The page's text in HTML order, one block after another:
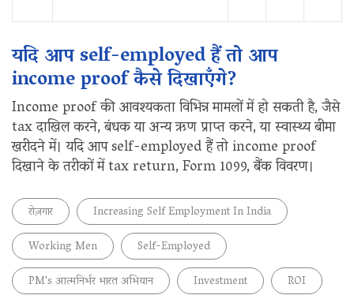
यदि आप self-employed हैं तो आप
income proof कैसे दिखाएँगे?
Income proof की आवश्यकता विभिन्न मामलों में हो सकती है, जैसे
tax दाखिल करने, बंधक या अन्य ऋण प्राप्त करने, या स्वास्थ्य बीमा
खरीदने में। यदि आप self-employed हैं तो income proof
दिखाने के तरीकों में tax return, Form 1099, बैंक विवरण।
रोज़गार
Increasing Self Employment In India
Working Men
Self-Employed
PM's आत्मनिर्भर भारत अभियान
Investment
ROI